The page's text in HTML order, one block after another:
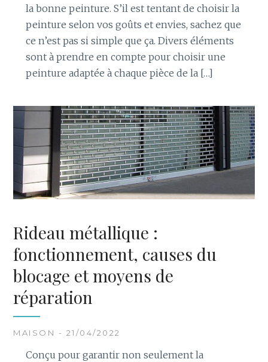
la bonne peinture. S’il est tentant de choisir la
peinture selon vos goûts et envies, sachez que
ce n’est pas si simple que ça. Divers éléments
sont à prendre en compte pour choisir une
peinture adaptée à chaque pièce de la […]
Rideau métallique :
fonctionnement, causes du
blocage et moyens de
réparation
MAISON - 21/04/2022
Conçu pour garantir non seulement la